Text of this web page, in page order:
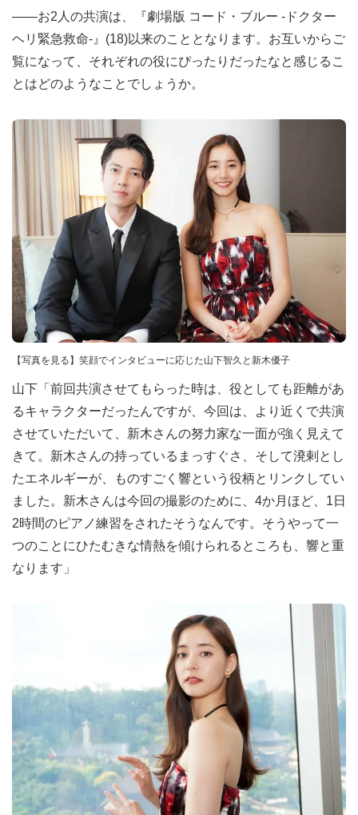
――お2人の共演は、『劇場版 コード・ブルー -ドクター
ヘリ緊急救命-』(18)以来のこととなります。お互いからご
覧になって、それぞれの役にぴったりだったなと感じるこ
とはどのようなことでしょうか。
【写真を見る】笑顔でインタビューに応じた山下智久と新木優子
山下「前回共演させてもらった時は、役としても距離があ
るキャラクターだったんですが、今回は、より近くで共演
させていただいて、新木さんの努力家な一面が強く見えて
きて。新木さんの持っているまっすぐさ、そして溌剌とし
たエネルギーが、ものすごく響という役柄とリンクしてい
ました。新木さんは今回の撮影のために、4か月ほど、1日
2時間のピアノ練習をされたそうなんです。そうやって一
つのことにひたむきな情熱を傾けられるところも、響と重
なります」